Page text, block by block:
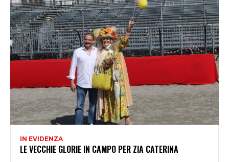
IN EVIDENZA
LE VECCHIE GLORIE IN CAMPO PER ZIA CATERINA